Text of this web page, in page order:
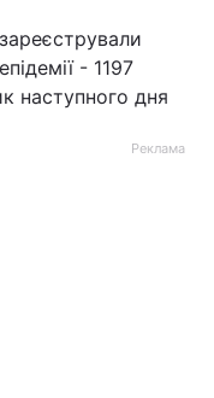
- 1197
наступного дня
Реклама